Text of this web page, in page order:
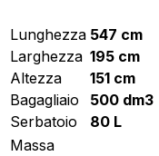
Lunghezza 547 cm
Larghezza 195 cm
Altezza
151 cm
Bagagliaio
500 dm3
Serbatoio
80 L
Massa